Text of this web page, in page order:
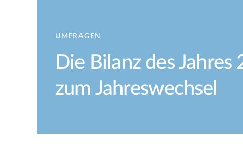
UMFRAGEN
Die Bilanz des
zum Jahreswechsel